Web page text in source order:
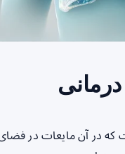
آن مایعات در فضای